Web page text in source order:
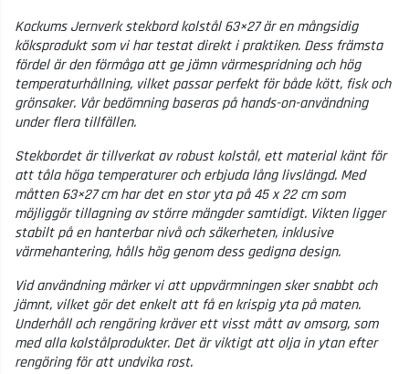
Kockums Jernverk stekbord kolstål 63×27 är en mångsidig
köksprodukt som vi har testat direkt i praktiken. Dess främsta
fördel är den förmåga att ge jämn värmespridning och hög
temperaturhållning, vilket passar perfekt för både kött, fisk och
grönsaker. Vår bedömning baseras på hands-on-användning
under flera tillfällen.
Stekbordet är tillverkat av robust kolstål, ett material känt för
att tåla höga temperaturer och erbjuda lång livslängd. Med
måtten 63×27 cm har det en stor yta på 45 x 22 cm som
möjliggör tillagning av större mängder samtidigt. Vikten ligger
stabilt på en hanterbar nivå och säkerheten, inklusive
värmehantering, hålls hög genom dess gedigna design.
Vid användning märker vi att uppvärmningen sker snabbt och
jämnt, vilket gör det enkelt att få en krispig yta på maten.
Underhåll och rengöring kräver ett visst mått av omsorg, som
med alla kolstålprodukter. Det är viktigt att olja in ytan efter
rengöring för att undvika rost.